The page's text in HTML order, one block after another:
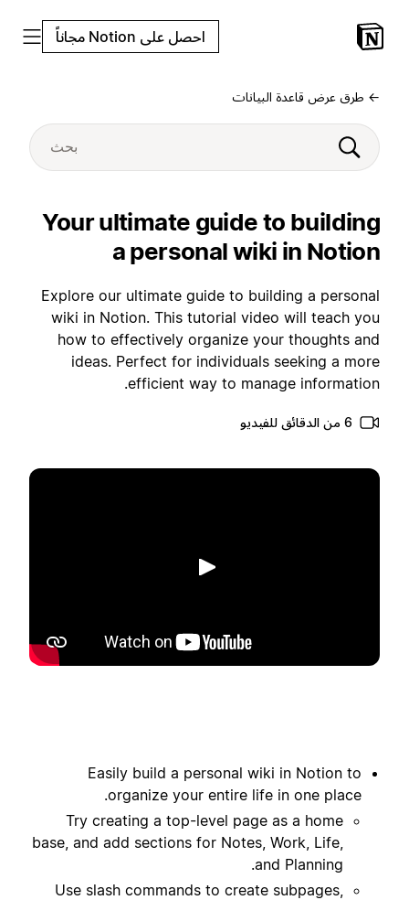
احصل على Notion مجاناً
← طرق عرض قاعدة البيانات
Your ultimate guide to building
a personal wiki in Notion
Explore our ultimate guide to building a personal
wiki in Notion. This tutorial video will teach you
how to effectively organize your thoughts and
ideas. Perfect for individuals seeking a more
efficient way to manage information.
6 من الدقائق للفيديو
تشغيل
Easily build a personal wiki in Notion to
organize your entire life in one place.
Try creating a top-level page as a home
base, and add sections for Notes, Work, Life,
and Planning.
Use slash commands to create subpages,